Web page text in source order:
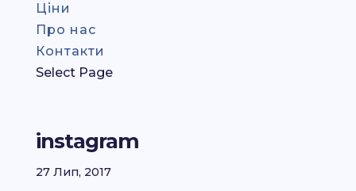
Ціни
Про нас
Контакти
Select Page
instagram
27 Лип, 2017